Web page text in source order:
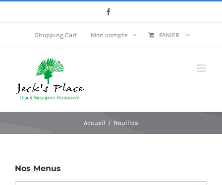
Shopping Cart Mon compte PANIER
Accueil Nouilles
Nos Menus